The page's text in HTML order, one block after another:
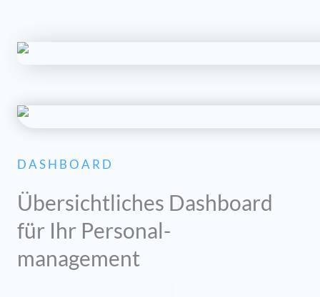
DASHBOARD
Übersichtliches Dashboard
für Ihr Personal-
management